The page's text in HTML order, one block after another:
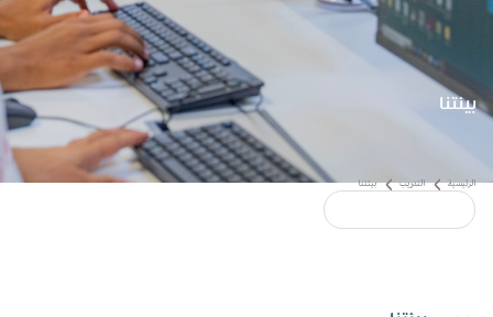
بيئتنا